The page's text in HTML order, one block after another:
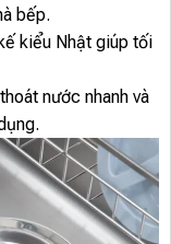
bếp.
kiểu Nhật giúp tối
nước nhanh và